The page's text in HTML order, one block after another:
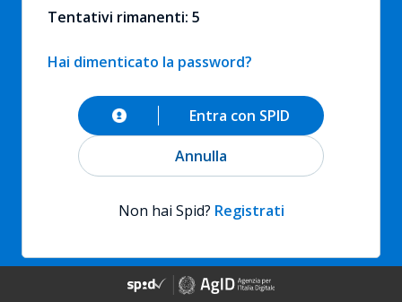
Tentativi rimanenti: 5
Hai dimenticato la password?
Annulla
Entra con SPID
Non hai Spid? Registrati